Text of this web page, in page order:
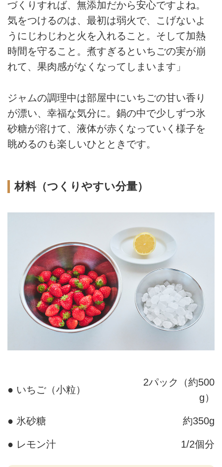
づくりすれば、無添加だから安心ですよね。
気をつけるのは、最初は弱火で、こげないよ
うにじわじわと火を入れること。そして加熱
時間を守ること。煮すぎるといちごの実が崩
れて、果肉感がなくなってしまいます」
ジャムの調理中は部屋中にいちごの甘い香り
が漂い、幸福な気分に。鍋の中で少しずつ氷
砂糖が溶けて、液体が赤くなっていく様子を
眺めるのも楽しいひとときです。
材料（つくりやすい分量）
● いちご（小粒）
2パック（約500
g）
● 氷砂糖 約350g
● レモン汁 1/2個分